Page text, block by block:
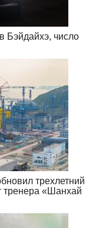
Бэйдайхэ, число
трехлетний
тренера «Шанхай